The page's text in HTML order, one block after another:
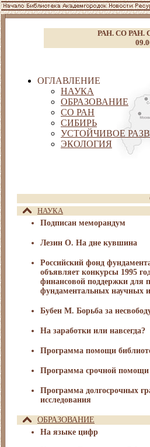
РАН. СО РАН.
ОГЛАВЛЕНИЕ
НАУКА
ОБРАЗОВАНИЕ
СО РАН
СИБИРЬ
УСТОЙЧИВОЕ
ЭКОЛОГИЯ
НАУКА
Подписан меморандум
Лезин О. На дне кувшина
Российский фонд
объявляет конкурсы 1995
финансовой поддержки для
фундаментальных научных
Бубен М. Борьба за
На заработки или навсегда?
Программа помощи
Программа срочной помощи
Программа долгосрочных
исследования
ОБРАЗОВАНИЕ
На языке цифр